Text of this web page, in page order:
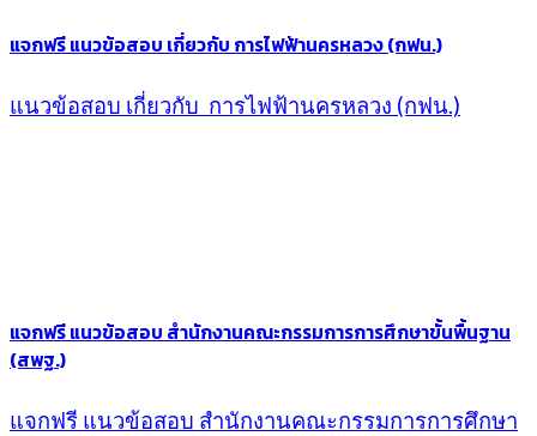
แจกฟรี แนวข้อสอบ เกี่ยวกับ การไฟฟ้านครหลวง (กฟน.)
แนวข้อสอบ เกี่ยวกับ การไฟฟ้านครหลวง (กฟน.)
แจกฟรี แนวข้อสอบ สำนักงานคณะกรรมการการศึกษาขั้นพื้นฐาน
(สพฐ.)
แจกฟรี แนวข้อสอบ สำนักงานคณะกรรมการการศึกษา